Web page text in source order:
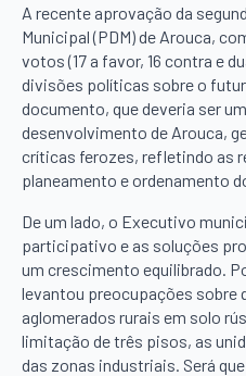
A recente aprovação da
Municipal (PDM) de Arouca,
votos (17 a favor, 16 contra e
divisões políticas sobre o
documento, que deveria ser
desenvolvimento de Arouca,
críticas ferozes, refletindo as
planeamento e ordenamento
De um lado, o Executivo
participativo e as soluções
um crescimento equilibrado.
levantou preocupações sobre
aglomerados rurais em solo
limitação de três pisos, as
das zonas industriais. Será